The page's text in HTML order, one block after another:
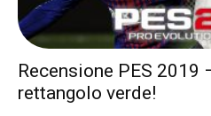
Recensione PES 2019
rettangolo verde!